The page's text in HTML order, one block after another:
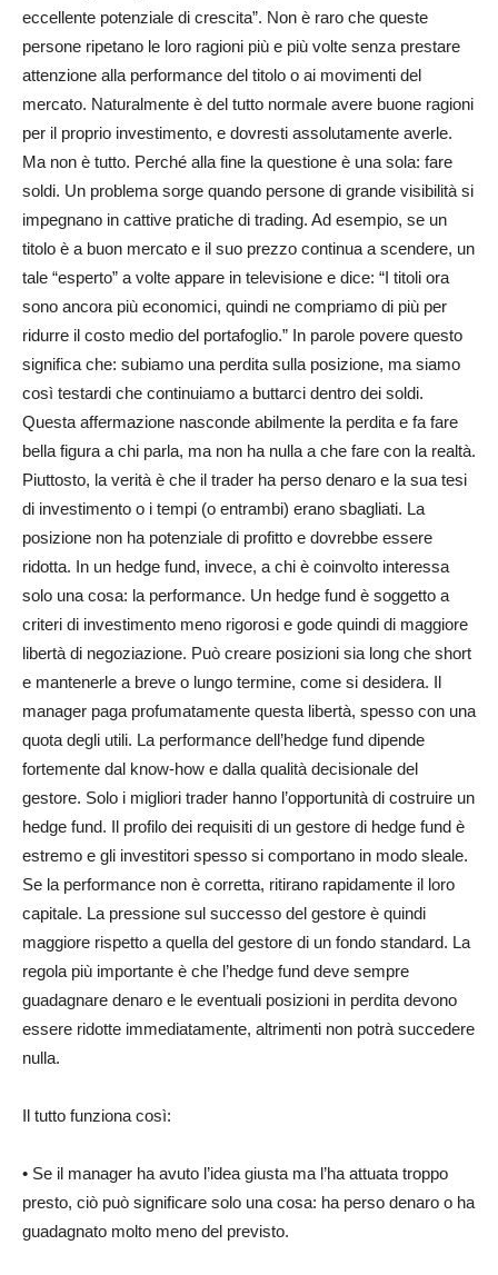
eccellente potenziale di crescita”. Non è raro che queste
persone ripetano le loro ragioni più e più volte senza prestare
attenzione alla performance del titolo o ai movimenti del
mercato. Naturalmente è del tutto normale avere buone ragioni
per il proprio investimento, e dovresti assolutamente averle.
Ma non è tutto. Perché alla fine la questione è una sola: fare
soldi. Un problema sorge quando persone di grande visibilità si
impegnano in cattive pratiche di trading. Ad esempio, se un
titolo è a buon mercato e il suo prezzo continua a scendere, un
tale “esperto” a volte appare in televisione e dice: “I titoli ora
sono ancora più economici, quindi ne compriamo di più per
ridurre il costo medio del portafoglio.” In parole povere questo
significa che: subiamo una perdita sulla posizione, ma siamo
così testardi che continuiamo a buttarci dentro dei soldi.
Questa affermazione nasconde abilmente la perdita e fa fare
bella figura a chi parla, ma non ha nulla a che fare con la realtà.
Piuttosto, la verità è che il trader ha perso denaro e la sua tesi
di investimento o i tempi (o entrambi) erano sbagliati. La
posizione non ha potenziale di profitto e dovrebbe essere
ridotta. In un hedge fund, invece, a chi è coinvolto interessa
solo una cosa: la performance. Un hedge fund è soggetto a
criteri di investimento meno rigorosi e gode quindi di maggiore
libertà di negoziazione. Può creare posizioni sia long che short
e mantenerle a breve o lungo termine, come si desidera. Il
manager paga profumatamente questa libertà, spesso con una
quota degli utili. La performance dell’hedge fund dipende
fortemente dal know-how e dalla qualità decisionale del
gestore. Solo i migliori trader hanno l’opportunità di costruire un
hedge fund. Il profilo dei requisiti di un gestore di hedge fund è
estremo e gli investitori spesso si comportano in modo sleale.
Se la performance non è corretta, ritirano rapidamente il loro
capitale. La pressione sul successo del gestore è quindi
maggiore rispetto a quella del gestore di un fondo standard. La
regola più importante è che l’hedge fund deve sempre
guadagnare denaro e le eventuali posizioni in perdita devono
essere ridotte immediatamente, altrimenti non potrà succedere
nulla.
Il tutto funziona così:
• Se il manager ha avuto l’idea giusta ma l’ha attuata troppo
presto, ciò può significare solo una cosa: ha perso denaro o ha
guadagnato molto meno del previsto.